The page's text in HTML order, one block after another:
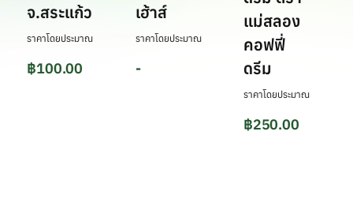
จ.สระแก้ว
ราคาโดยประมาณ
100.00
เฮ้าส์
ราคาโดยประมาณ
แม่สลอง
คอฟฟี่
ดรีม
ราคาโดยประมาณ
250.00